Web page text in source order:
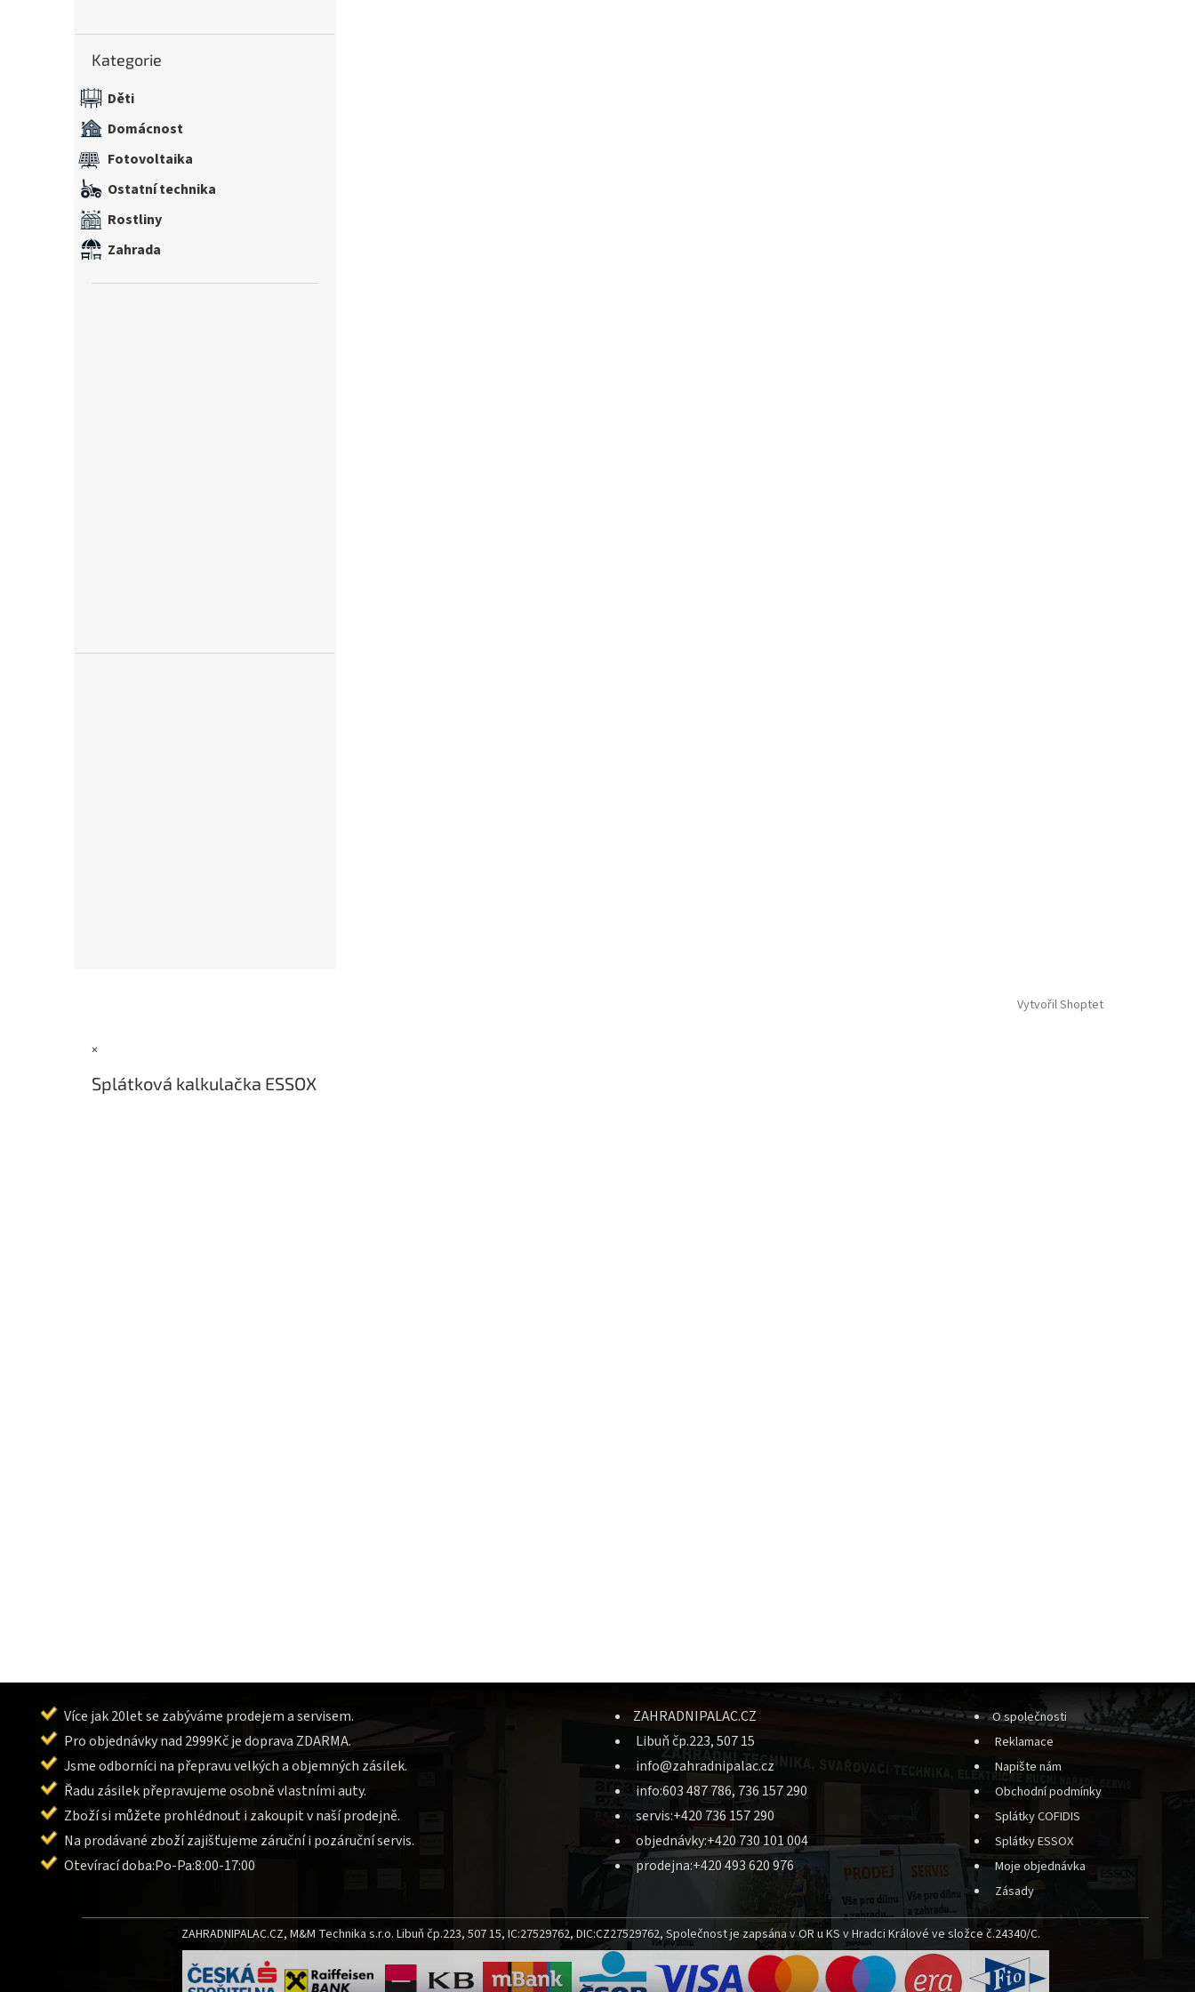
e
kategorie
Kategorie
Děti
Domácnost
Fotovoltaika
Ostatní technika
Rostliny
Zahrada
Vytvořil Shoptet
×
Splátková kalkulačka ESSOX
Více jak 20let se zabýváme prodejem a servisem.
Pro objednávky nad 2999Kč je doprava ZDARMA.
Jsme odborníci na přepravu velkých a objemných zásilek.
Řadu zásilek přepravujeme osobně vlastními auty.
Zboží si můžete prohlédnout i zakoupit v naší prodejně.
Na prodávané zboží zajišťujeme záruční i pozáruční servis.
Otevírací doba:Po-Pa:8:00-17:00
ZAHRADNIPALAC.CZ
Libuň čp.223, 507 15
info@zahradnipalac.cz
info:603 487 786, 736 157 290
servis:+420 736 157 290
objednávky:+420 730 101 004
prodejna:+420 493 620 976
O společnosti
Reklamace
Napište nám
Obchodní podmínky
Splátky COFIDIS
Splátky ESSOX
Moje objednávka
Zásady
ZAHRADNIPALAC.CZ, M&M Technika s.r.o. Libuň čp.223, 507 15, IC:27529762, DIC:CZ27529762, Společnost je zapsána v OR u KS v Hradci Králové ve složce č.24340/C.